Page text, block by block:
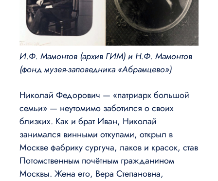
И.Ф. Мамонтов (архив ГИМ) и Н.Ф. Мамонтов
(фонд музея-заповедника «Абрамцево»)
Николай Федорович — «патриарх большой
семьи» — неутомимо заботился о своих
близких. Как и брат Иван, Николай
занимался винными откупами, открыл в
Москве фабрику сургуча, лаков и красок, став
Потомственным почётным гражданином
Москвы. Жена его, Вера Степановна,